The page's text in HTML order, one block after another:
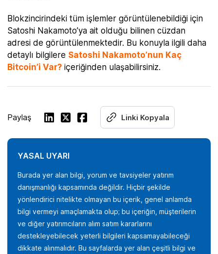
Blokzincirindeki tüm işlemler görüntülenebildiği için
Satoshi Nakamoto’ya ait olduğu bilinen cüzdan
adresi de görüntülenmektedir. Bu konuyla ilgili daha
detaylı bilgilere Satoshi Nakamoto’nun Kaç
Bitcoin’i Var? içeriğinden ulaşabilirsiniz.
Paylaş Linki Kopyala
YASAL UYARI
Burada yer alan bilgi, yorum ve tavsiyeler yatırım
danışmanlığı kapsamında değildir. Hiçbir şekilde
yönlendirici nitelikte olmayan bu içerik, genel anlamda
bilgi vermeyi amaçlamakta olup; bu içeriğin, müşterilerin
ve diğer yatırımcıların alım satım kararlarını
destekleyebilecek yeterli bilgileri kapsamayabileceği
dikkate alınmalıdır. Bu sayfalarda yer alan çeşitli bilgi ve